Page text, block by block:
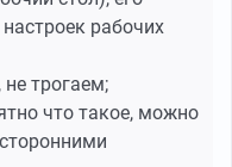
рабочих
трогаем;
что такое, можно